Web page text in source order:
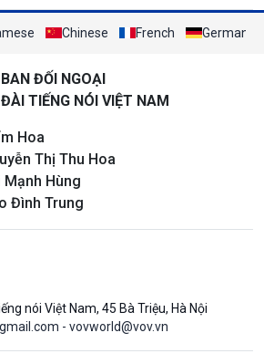
Chinese French German
BAN ĐỐI NGOẠI
ĐÀI TIẾNG NÓI VIỆT NAM
Hoa
Thị Thu Hoa
Mạnh Hùng
Đình Trung
nói Việt Nam, 45 Bà Triệu, Hà Nội
- vovworld@vov.vn